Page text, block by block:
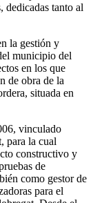
dedicadas tanto al
la gestión y
municipio del
en los que
de obra de la
situada en
vinculado
para la cual
constructivo y
de
como gestor de
para el